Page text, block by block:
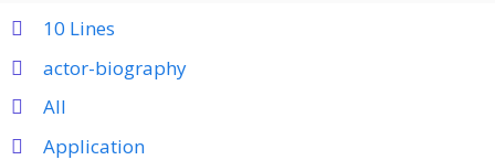
10 Lines
actor-biography
All
Application